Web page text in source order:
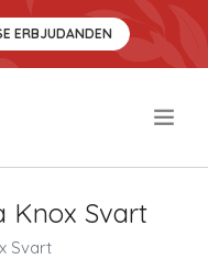
ERBJUDANDEN
Knox Svart
Svart